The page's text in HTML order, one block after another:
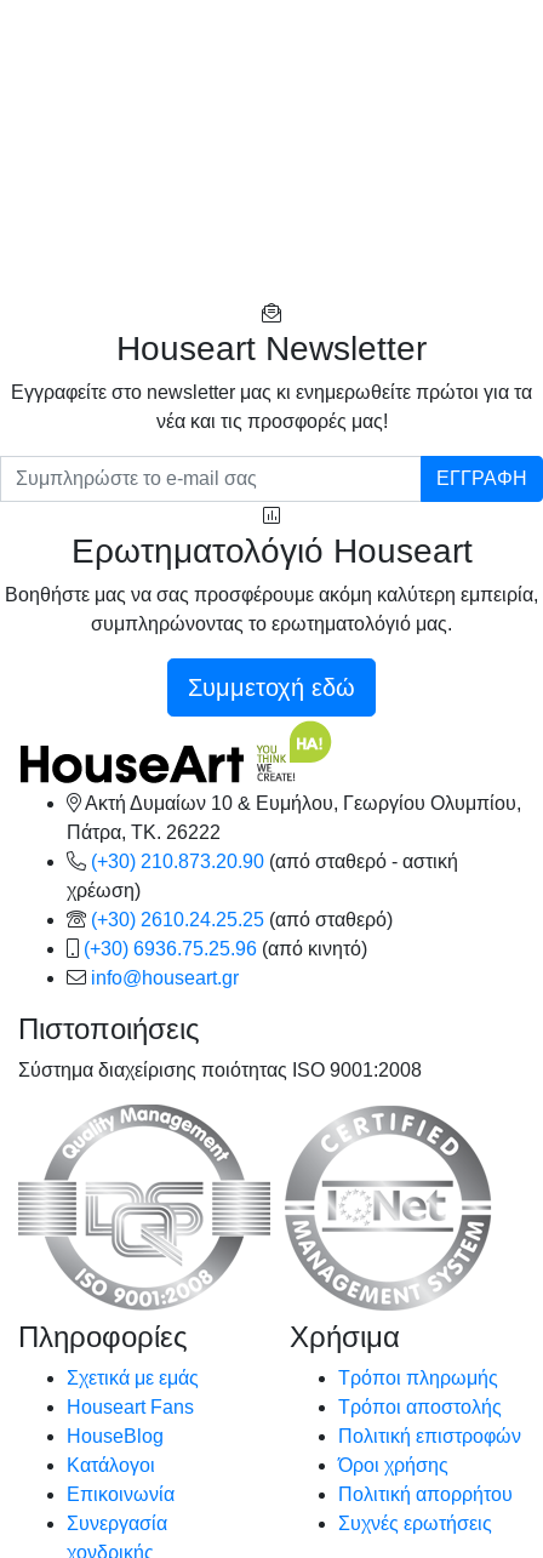
Houseart Newsletter
Eγγραφείτε στο newsletter μας κι ενημερωθείτε πρώτοι για τα
νέα και τις προσφορές μας!
ΕΓΓΡΑΦΗ
Ερωτηματολόγιό Houseart
Βοηθήστε μας να σας προσφέρουμε ακόμη καλύτερη εμπειρία,
συμπληρώνοντας το ερωτηματολόγιό μας.
Συμμετοχή εδώ
Ακτή Δυμαίων 10 & Ευμήλου, Γεωργίου Ολυμπίου,
Πάτρα, TK. 26222
(+30) 210.873.20.90 (από σταθερό - αστική
χρέωση)
(+30) 2610.24.25.25 (από σταθερό)
(+30) 6936.75.25.96 (από κινητό)
info@houseart.gr
Πιστοποιήσεις
Σύστημα διαχείρισης ποιότητας ISO 9001:2008
Πληροφορίες
Σχετικά με εμάς
Houseart Fans
HouseBlog
Κατάλογοι
Επικοινωνία
Συνεργασία
χονδρικής
Χρήσιμα
Τρόποι πληρωμής
Τρόποι αποστολής
Πολιτική επιστροφών
Όροι χρήσης
Πολιτική απορρήτου
Συχνές ερωτήσεις